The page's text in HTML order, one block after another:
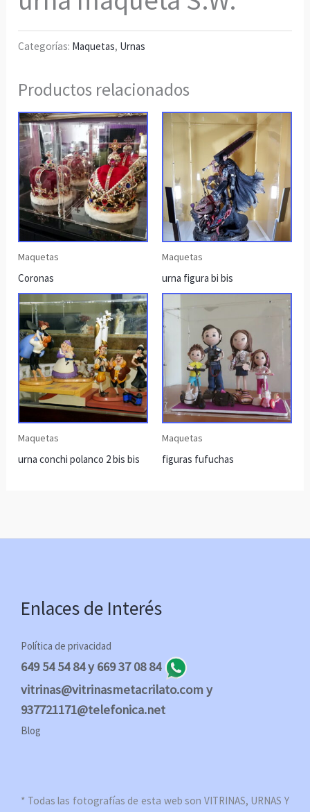
Categorías: Maquetas, Urnas
Productos relacionados
Maquetas
Coronas
Maquetas
urna figura bi bis
Maquetas
urna conchi polanco 2 bis bis
Maquetas
figuras fufuchas
Enlaces de Interés
Política de privacidad
649 54 54 84 y 669 37 08 84
vitrinas@vitrinasmetacrilato.com y
937721171@telefonica.net
Blog
* Todas las fotografías de esta web son VITRINAS, URNAS Y